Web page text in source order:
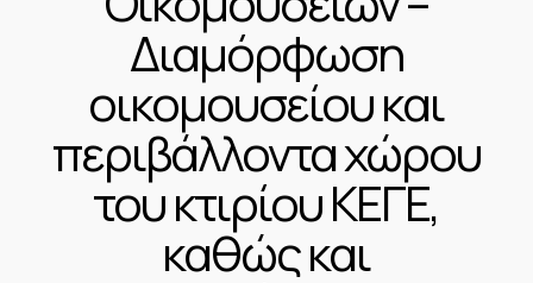
Διαμόρφωση
οικομουσείου και
περιβάλλοντα χώρου
του κτιρίου ΚΕΓΕ,
καθώς και